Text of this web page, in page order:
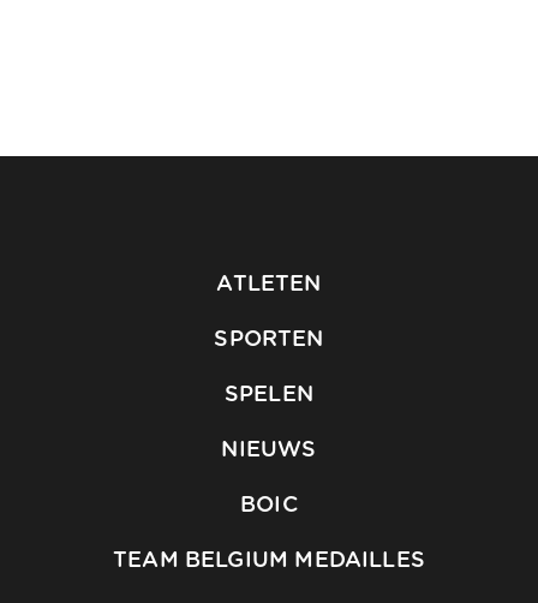
ATLETEN
SPORTEN
SPELEN
NIEUWS
BOIC
TEAM BELGIUM MEDAILLES